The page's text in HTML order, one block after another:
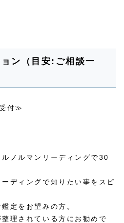
ン（目安:ご相談一
付≫
ノルマンリーディングで30
ディングで知りたい事をスピ
定をお望みの方。
理されている方にお勧めで